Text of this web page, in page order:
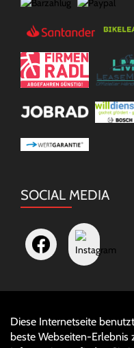
SOCIAL MEDIA
Diese Internetseite
beste Webseiten-Erlebnis